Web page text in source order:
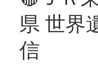
県 世界
信